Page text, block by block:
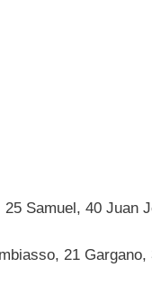
Samuel, 40 Juan
21